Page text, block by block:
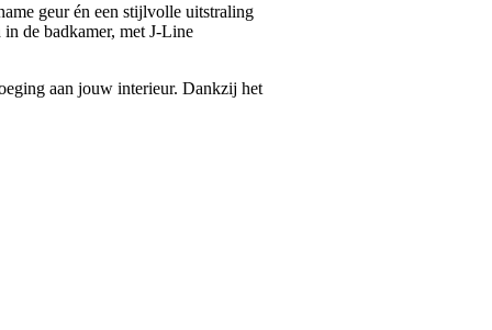
geur én een stijlvolle uitstraling
de badkamer, met J-Line
aan jouw interieur. Dankzij het